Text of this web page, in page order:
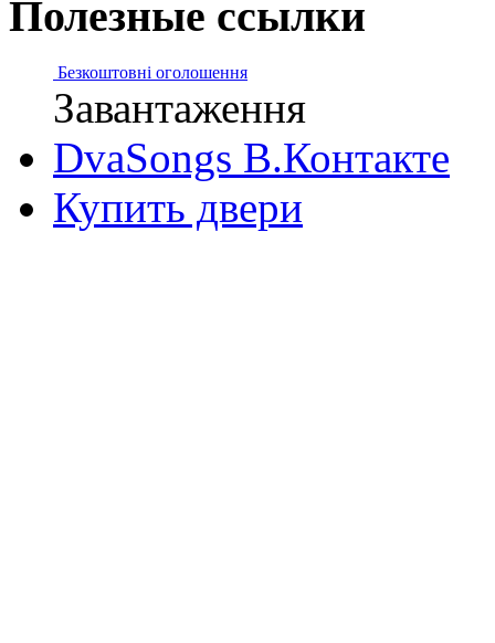
Полезные ссылки
Безкоштовні оголошення
Завантаження
DvaSongs В.Контакте
Купить двери